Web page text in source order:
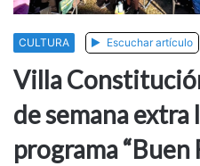
CULTURA Escuchar artículo
Villa
de semana extra
programa “Buen